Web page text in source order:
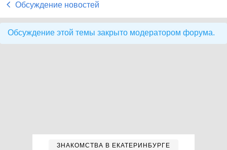
Обсуждение новостей
Обсуждение этой темы закрыто модератором форума.
ЗНАКОМСТВА В ЕКАТЕРИНБУРГЕ